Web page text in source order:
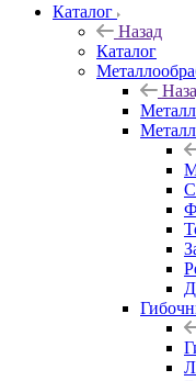
Каталог
Назад
Каталог